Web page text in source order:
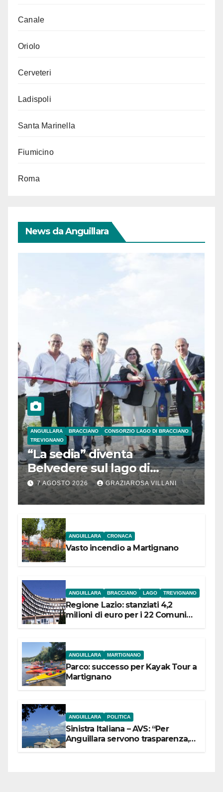
Canale
Oriolo
Cerveteri
Ladispoli
Santa Marinella
Fiumicino
Roma
News da Anguillara
ANGUILLARA BRACCIANO
CONSORZIO LAGO DI BRACCIANO
TREVIGNANO
“La sedia” diventa
Belvedere sul lago di
Bracciano: ieri
l’inaugurazione
7 AGOSTO 2026 GRAZIAROSA VILLANI
ANGUILLARA CRONACA
Vasto incendio a Martignano
ANGUILLARA BRACCIANO LAGO TREVIGNANO
Regione Lazio: stanziati 4,2
milioni di euro per i 22 Comuni
ANGUILLARA MARTIGNANO
Parco: successo per Kayak Tour a
Martignano
ANGUILLARA POLITICA
Sinistra Italiana – AVS: “Per
Anguillara servono trasparenza,